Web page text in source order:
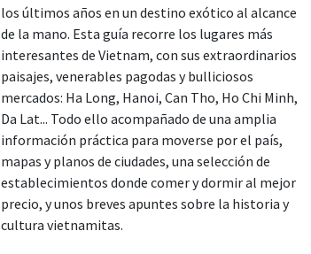
los últimos años en un destino exótico al alcance
de la mano. Esta guía recorre los lugares más
interesantes de Vietnam, con sus extraordinarios
paisajes, venerables pagodas y bulliciosos
mercados: Ha Long, Hanoi, Can Tho, Ho Chi Minh,
Da Lat... Todo ello acompañado de una amplia
información práctica para moverse por el país,
mapas y planos de ciudades, una selección de
establecimientos donde comer y dormir al mejor
precio, y unos breves apuntes sobre la historia y
cultura vietnamitas.